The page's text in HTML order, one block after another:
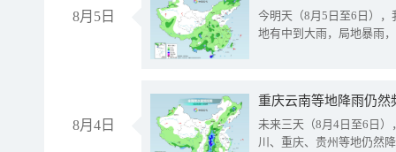
8月5日
今明天（8月5日至6日）
地有中到大雨，局地暴雨
8月4日
重庆云南等地降雨仍然
未来三天（8月4日至6日
川、重庆、贵州等地仍然